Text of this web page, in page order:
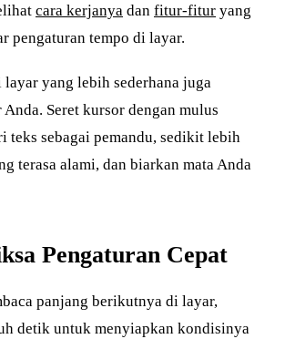
cara kerjanya dan fitur-fitur yang
pengaturan tempo di layar.
layar yang lebih sederhana juga
Seret kursor dengan mulus
teks sebagai pemandu, sedikit lebih
terasa alami, dan biarkan mata Anda
Pengaturan Cepat
panjang berikutnya di layar,
detik untuk menyiapkan kondisinya